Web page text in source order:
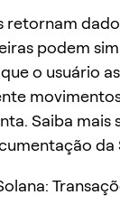
retornam
podem
o usuário
Saiba mais
da